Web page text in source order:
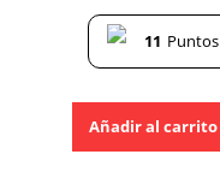
11 Puntos
Añadir al carrito